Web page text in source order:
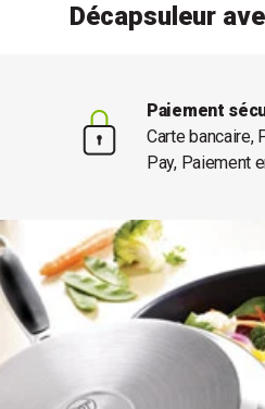
Décapsuleur
Paiement
Carte bancaire,
Pay, Paiement